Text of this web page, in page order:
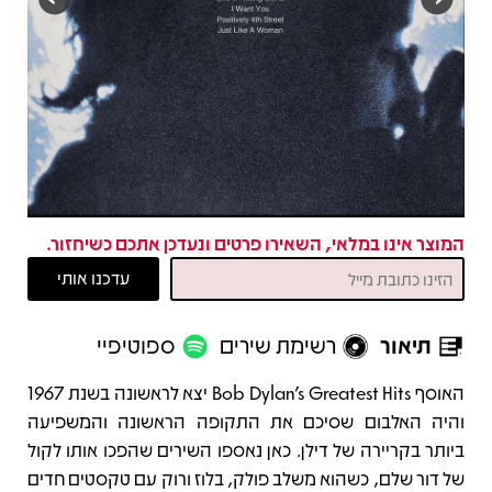
המוצר אינו במלאי, השאירו פרטים ונעדכן אתכם כשיחזור.
תיאור רשימת שירים ספוטיפיי
תיאור
האוסף Bob Dylan's Greatest Hits יצא לראשונה בשנת 1967
והיה האלבום שסיכם את התקופה הראשונה והמשפיעה
ביותר בקריירה של דילן. כאן נאספו השירים שהפכו אותו לקול
של דור שלם, כשהוא משלב פולק, בלוז ורוק עם טקסטים חדים